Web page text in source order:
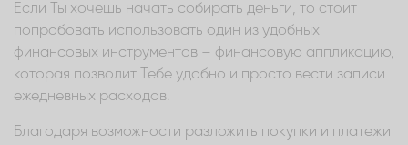
Если Ты хочешь начать собирать деньги, то стоит
попробовать использовать один из удобных
финансовых инструментов – финансовую аппликацию,
которая позволит Тебе удобно и просто вести записи
ежедневных расходов.
Благодаря возможности разложить покупки и платежи